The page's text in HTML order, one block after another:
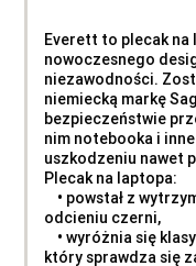
Everett to plecak na
nowoczesnego
niezawodności.
niemiecką markę
bezpieczeństwie
nim notebooka i
uszkodzeniu nawet
Plecak na laptopa:
• powstał z
odcieniu czerni,
• wyróżnia się
który sprawdza się